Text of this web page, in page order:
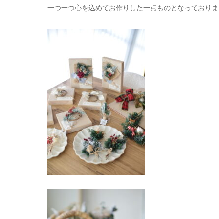
一つ一つ心を込めてお作りした一点ものとなっており